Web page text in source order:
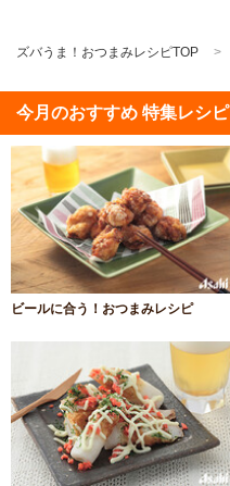
ズバうま！おつまみレシピTOP
今月のおすすめ 特集レシピ
ビールに合う！おつまみレシピ